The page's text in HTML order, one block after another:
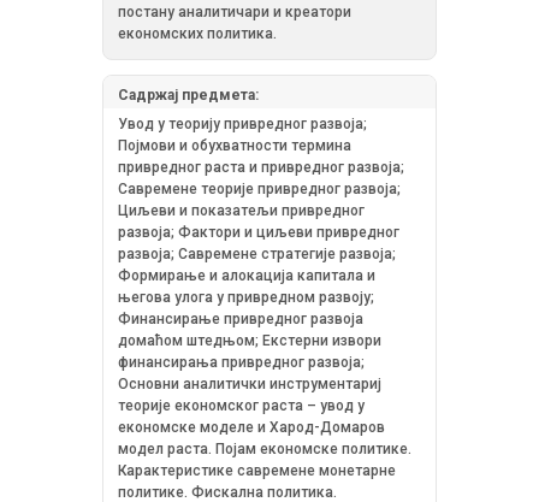
постану аналитичари и креатори
економских политика.
Садржај предмета:
Увод у теорију привредног развоја;
Појмови и обухватности термина
привредног раста и привредног развоја;
Савремене теорије привредног развоја;
Циљеви и показатељи привредног
развоја; Фактори и циљеви привредног
развоја; Савремене стратегије развоја;
Формирање и алокација капитала и
његова улога у привредном развоју;
Финансирање привредног развоја
домаћом штедњом; Екстерни извори
финансирања привредног развоја;
Основни аналитички инструментариј
теорије економског раста – увод у
економске моделе и Харод-Домаров
модел раста. Појам економске политике.
Карактеристике савремене монетарне
политике. Фискална политика.